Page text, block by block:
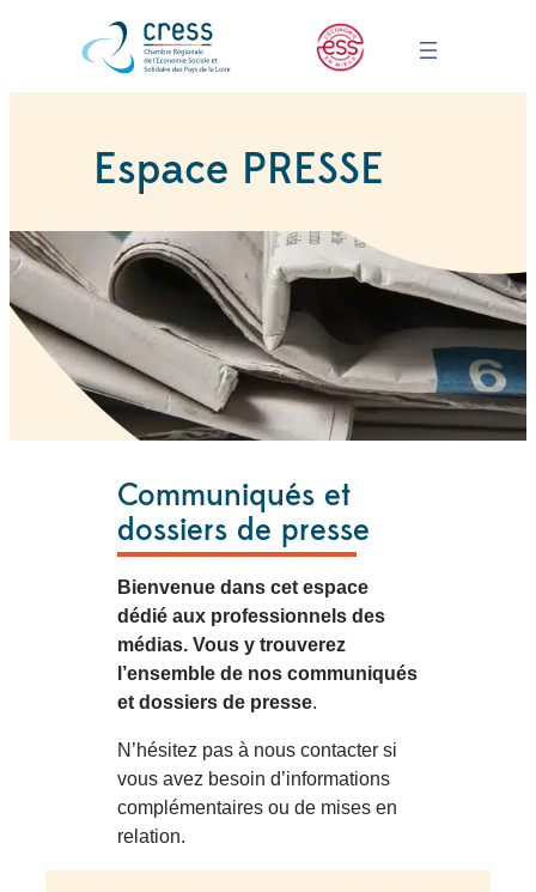
Espace PRESSE
Communiqués et
dossiers de presse
Bienvenue dans cet espace
dédié aux professionnels des
médias. Vous y trouverez
l’ensemble de nos communiqués
et dossiers de presse.
N’hésitez pas à nous contacter si
vous avez besoin d’informations
complémentaires ou de mises en
relation.